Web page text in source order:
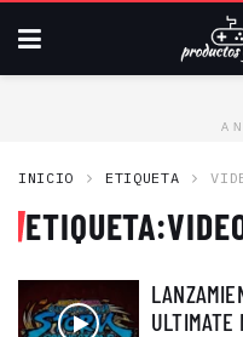
INICIO ETIQUETA
ETIQUETA:
ULTIMATE